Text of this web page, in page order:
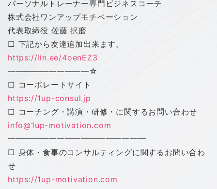
パーソナルトレーナー専門ビジネスコーチ
株式会社 ワンアップモチベーション
代表取締役 佐藤 択磨
□ 下記から友達追加出来ます。
https://lin.ee/4oenEZ3
——————————☆
□ コーポレートサイト
https://1up-consul.jp
□ コーチング・講演・研修・に関するお問い合わせ
info@1up-motivation.com
━━━━━━━━━━━━━━━━━
□ 身体・食事のコンサルティングに関するお問い合わ
せ
https://1up-motivation.com